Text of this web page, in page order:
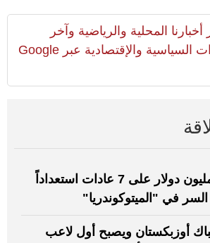
أخبارنا المحلية والرياضية وآخر
المستجدات السياسية والإقتصادية عبر Google
رونالدو أنفق مليون دولار على 7 عادات استعداداً
في "الميتوكوندريا"
أوزبكستان ويصبح أول لاعب